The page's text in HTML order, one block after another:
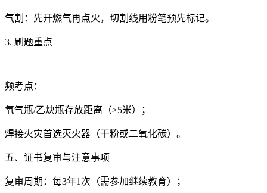
气割：先开燃气再点火，切割线用粉笔预先标记。
3. 刷题重点
频考点：
氧气瓶/乙炔瓶存放距离（≥5米）；
焊接火灾首选灭火器（干粉或二氧化碳）。
五、证书复审与注意事项
复审周期：每3年1次（需参加继续教育）；